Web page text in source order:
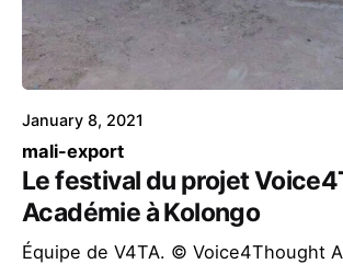
January 8, 2021
mali-export
Le festival du projet
Académie à Kolongo
Équipe de V4TA. © Voice4Thought